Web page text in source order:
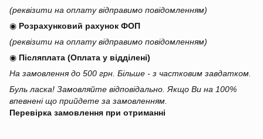
(реквізити на оплату відправимо повідомленням)
◉ Розрахунковий рахунок ФОП
(реквізити на оплату відправимо повідомленням)
◉ Післяплата (Оплата у відділені)
На замовлення до 500 грн. Більше - з частковим завдатком.
Буль ласка! Замовляйте відповідально. Якщо Ви на 100%
впевнені що прийдете за замовленням.
Перевірка замовлення при отриманні